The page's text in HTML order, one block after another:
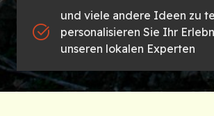
und viele andere Ideen zu
personalisieren Sie Ihr
unseren lokalen Experten